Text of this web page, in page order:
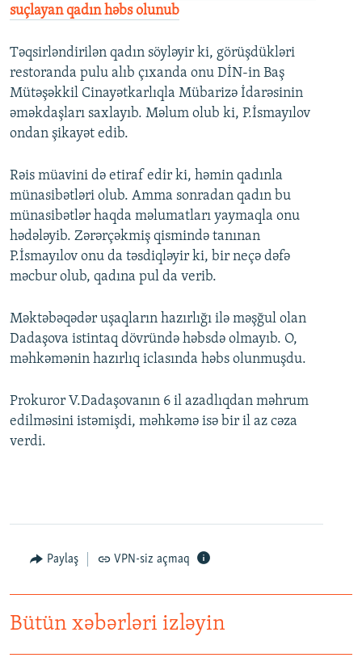
suçlayan qadın həbs olunub
Təqsirləndirilən qadın söyləyir ki, görüşdükləri
restoranda pulu alıb çıxanda onu DİN-in Baş
Mütəşəkkil Cinayətkarlıqla Mübarizə İdarəsinin
əməkdaşları saxlayıb. Məlum olub ki, P.İsmayılov
ondan şikayət edib.
Rəis müavini də etiraf edir ki, həmin qadınla
münasibətləri olub. Amma sonradan qadın bu
münasibətlər haqda məlumatları yaymaqla onu
hədələyib. Zərərçəkmiş qismində tanınan
P.İsmayılov onu da təsdiqləyir ki, bir neçə dəfə
məcbur olub, qadına pul da verib.
Məktəbəqədər uşaqların hazırlığı ilə məşğul olan
Dadaşova istintaq dövründə həbsdə olmayıb. O,
məhkəmənin hazırlıq iclasında həbs olunmuşdu.
Prokuror V.Dadaşovanın 6 il azadlıqdan məhrum
edilməsini istəmişdi, məhkəmə isə bir il az cəza
verdi.
Paylaş VPN-siz açmaq
Bütün xəbərləri izləyin